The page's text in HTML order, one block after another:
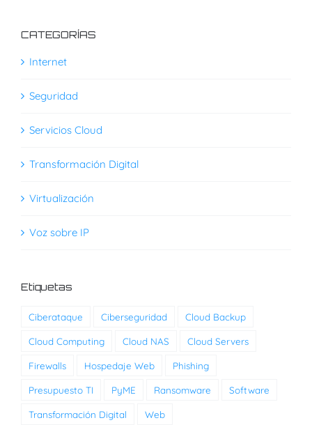
CATEGORÍAS
Internet
Seguridad
Servicios Cloud
Transformación Digital
Virtualización
Voz sobre IP
Etiquetas
Ciberataque Ciberseguridad Cloud Backup
Cloud Computing Cloud NAS Cloud Servers
Firewalls Hospedaje Web Phishing
Presupuesto TI PyME Ransomware Software
Transformación Digital Web